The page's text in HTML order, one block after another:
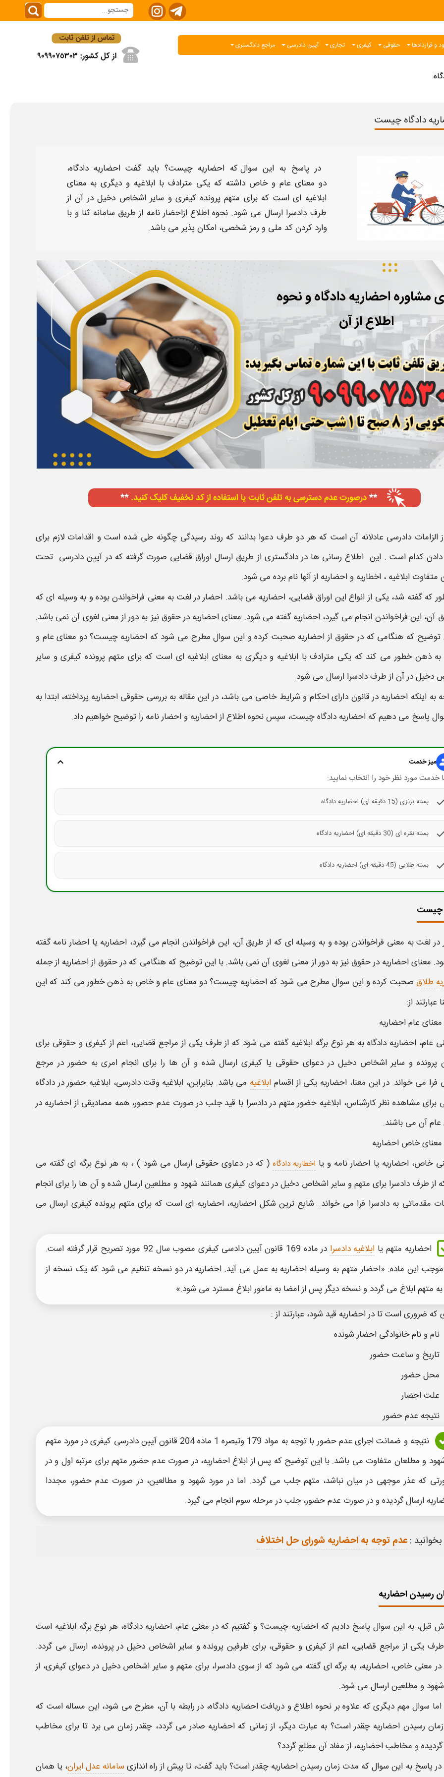
و قراردادها حقوقی کیفری تجاری آیین دادرسی مراجع دادگستری
دادگاه چیست
در پاسخ به این سوال که احضاریه چیست؟ باید گفتاحضاریه دادگاه،
دو معنای عام و خاص داشته که یکی مترادف با ابلاغیه و دیگری به معنای
ابلاغیه ای است که برای متهم پرونده کیفری و سایر اشخاص دخیل در آن از
طرف دادسرا ارسال می شود. نحوه اطلاع ازاحضار نامه از طریق سامانه ثنا و با
وارد کردن کد ملی و رمز شخصی، امکان پذیر می باشد.
مشاوره احضاریه دادگاه و نحوه
اطلاع از آن
الزامات دادرسی عادلانه آن است که هر دو طرف دعوا بدانند که روند رسیدگی چگونه طی شده است و اقدامات لازم برای
دادن کدام است . این اطلاع رسانی ها در دادگستری از طریق ارسال اوراق قضایی صورت گرفته که در آیین دادرسی تحت
متفاوتابلاغیه ، اخطاریه واحضاریه از آنها نام برده می شود.
که گفته شد، یکی از انواع این اوراق قضایی، احضاریه می باشد. احضاردر لغت به معنی فراخواندن بوده و به وسیله ای که
آن، این فراخواندن انجام می گیرد، احضاریه گفته می شود. معنایاحضاریه در حقوق نیز به دور از معنی لغوی آن نمی باشد.
توضیح که هنگامی که در حقوق ازاحضاریه صحبت کرده و این سوال مطرح می شود که احضاریه چیست؟ دو معنای عام و
ذهن خطور می کند که یکی مترادف با ابلاغیه و دیگری به معنای ابلاغیه ای است که برای متهم پرونده کیفری و سایر
دخیل در آن از طرف دادسرا ارسال می شود.
به اینکه احضاریه در قانون دارای احکام و شرایط خاصی می باشد، در این مقاله به بررسی حقوقی احضاریه پرداخته، ابتدا به
پاسخ می دهیم کهاحضاریه دادگاه چیست، سپس نحوه اطلاع از احضاریه و احضار نامه را توضیح خواهیم داد.
میز خدمت expand_more
خدمت مورد نظر خود را انتخاب نمایید:
بسته برنزی (15 دقیقه ای) احضاریه دادگاه
بسته نقره ای (30 دقیقه ای) احضاریه دادگاه
بسته طلایی (45 دقیقه ای) احضاریه دادگاه
چیست
در لغت به معنی فراخواندن بوده و به وسیله ای که از طریق آن، این فراخواندن انجام می گیرد، احضاریه یا احضار نامه گفته
معنایاحضاریه در حقوق نیز به دور از معنی لغوی آن نمی باشد. با این توضیح که هنگامی که در حقوق ازاحضاریه از جمله
طلاق صحبت کرده و این سوال مطرح می شود که احضاریه چیست؟ دو معنای عام و خاص به ذهن خطور می کند که این
عبارتند از:
معنای عاماحضاریه
عام، احضاریه دادگاه به هر نوع برگه ابلاغیه گفته می شود که از طرف یکی از مراجع قضایی، اعم از کیفری و حقوقی برای
پرونده و سایر اشخاص دخیل در دعوای حقوقی یا کیفری ارسال شده و آن ها را برای انجام امری به حضور در مرجع
فرا می خواند. در این معنا، احضاریه یکی از اقسام ابلاغیه می باشد. بنابراین، ابلاغیه وقت دادرسی، ابلاغیه حضور در دادگاه
برای مشاهده نظر کارشناس، ابلاغیه حضور متهم در دادسرا با قید جلب در صورت عدم حصور، همه مصادیقی ازاحضاریه در
عام آن می باشند.
معنای خاصاحضاریه
خاص، احضاریه یا احضار نامه و یا اخطاریه دادگاه ( که در دعاوی حقوقی ارسال می شود ) ، به هر نوع برگه ای گفته می
از طرف دادسرا برای متهم و سایر اشخاص دخیل در دعوای کیفری همانند شهود و مطلعین ارسال شده و آن ها را برای انجام
مقدماتی به دادسرا فرا می خواند.. شایع ترین شکل احضاریه، احضاریه ای است که برای متهم پرونده کیفری ارسال می
احضاریه متهم یا ابلاغیه دادسرا
در ماده 169 قانون آیین دادسی کیفری مصوب سال 92 مورد تصریح قرار گرفته است.
این ماده: «احضار متهم به وسیله احضاریه به عمل می آید. احضاریه در دو نسخه تنظیم می‏ شود که یک نسخه از
متهم ابلاغ می گردد و نسخه دیگر پس از امضا به مامور ابلاغ مسترد می‏ شود.»
که ضروری است تا دراحضاریه قید شود، عبارتند از :
نام و نام خانوادگیاحضارشونده
تاریخ و ساعت حضور
محل حضور
علت احضار
نتیجه عدم حضور
نتیجه و ضمانت اجرای عدم حضور با توجه به مواد 179 وتبصره 1 ماده 204 قانون آیین دادرسی کیفری در مورد متهم
و مطلعان متفاوت می باشد. با این توضیح که پس از ابلاغاحضاریه، در صورت عدم حضور متهم برای مرتبه اول و در
که عذر موجهی در میان نباشد، متهم جلب می گردد. اما در مورد شهود و مطالعین، در صورت عدم حضور، مجددا
ارسال گردیده و در صورت عدم حضور، جلب در مرحله سوم انجام می گیرد.
: عدم توجه به احضاریه شورای حل اختلاف
رسیدن احضاریه
قبل، به این سوال پاسخ دادیم که احضاریه چیست؟ و گفتیم که در معنی عام، احضاریه دادگاه، هر نوع برگه ابلاغیه است
یکی از مراجع قضایی، اعم از کیفری و حقوقی، برای طرفین پرونده و سایر اشخاص دخیل در پرونده، ارسال می گردد.
در معنی خاص، احضاریه، به برگه ای گفته می شود که از سوی دادسرا، برای متهم و سایر اشخاص دخیل در دعوای کیفری، از
و مطلعین ارسال می شود.
اما سوال مهم دیگری که علاوه بر نحوه اطلاع و دریافت احضاریه دادگاه، در رابطه با آن، مطرح می شود، این مساله است که
رسیدن احضاریه چقدر است؟ به عبارت دیگر، از زمانی که احضاریه صادر می گردد، چقدر زمان می برد تا برای مخاطب
گردیده و مخاطباحضاریه، از مفاد آن مطلع گردد؟
در پاسخ به این سوال که مدت زمان رسیدن احضاریه چقدر است؟ باید گفت، تا پیش از راه اندازی سامانه عدل ایران، یا همان